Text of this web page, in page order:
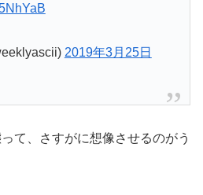
2019年3月25日
て、さすがに想像させるのがう